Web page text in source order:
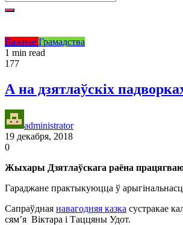
Важнае Грамадства
1 min read
177
А на дзятлаўскіх
administrator
19 декабря, 2018
0
Жыхары Дзятлаўскага раёна
Гараджане практыкуюцца ў
Сапраўдная навагодняя казка сустракае
сям’я Віктара і Таццяны Удот.